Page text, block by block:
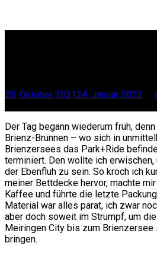
20. Oktober 202124. Januar 2022
Der Tag begann wiederum früh,
Brienz-Brunnen – wo sich in
Brienzersees das Park+Ride
terminiert. Den wollte ich
der Ebenfluh zu sein. So kroch ich
meiner Bettdecke hervor, machte
Kaffee und führte die letzte
Material war alles parat, ich zwar
aber doch soweit im Strumpf, um
Meiringen City bis zum Brienzersee
bringen.